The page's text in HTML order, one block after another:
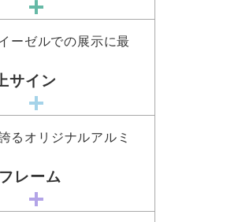
ーゼルでの展示に最
サイン
るオリジナルアルミ
レーム